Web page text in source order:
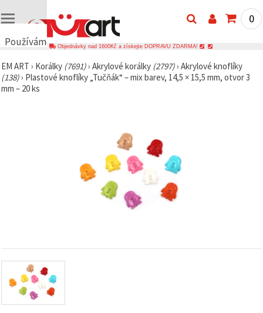
Používáme
🍪
Používáme
cookies a
zobrazovali
obsah a
reklamu, a
to i s
pomocí
našich
0
Objednávky nad 1600Kč a získejte DOPRAVU ZDARMA!
EM ART › Korálky (7691)› Akrylové korálky (2797)› Akrylové knoflíky
(138)› Plastové knoflíky „Tučňák“ – mix barev, 14,5 × 15,5 mm, otvor 3
mm – 20 ks